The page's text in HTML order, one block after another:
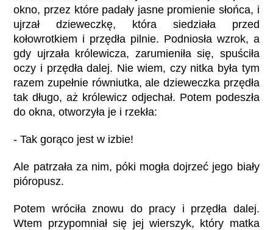
okno, przez które padały jasne promienie słońca, i
ujrzał dzieweczkę, która siedziała przed
kołowrotkiem i przędła pilnie. Podniosła wzrok, a
gdy ujrzała królewicza, zarumieniła się, spuściła
oczy i przędła dalej. Nie wiem, czy nitka była tym
razem zupełnie równiutka, ale dzieweczka przędła
tak długo, aż królewicz odjechał. Potem podeszła
do okna, otworzyła je i rzekła:
- Tak gorąco jest w izbie!
Ale patrzała za nim, póki mogła dojrzeć jego biały
pióropusz.
Potem wróciła znowu do pracy i przędła dalej.
Wtem przypomniał się jej wierszyk, który matka